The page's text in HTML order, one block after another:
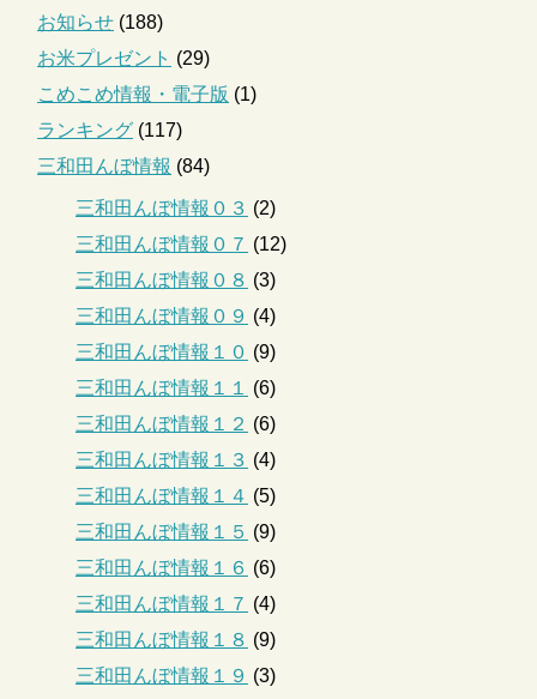
お知らせ (188)
お米プレゼント (29)
こめこめ情報・電子版 (1)
ランキング (117)
三和田んぼ情報 (84)
三和田んぼ情報０３ (2)
三和田んぼ情報０７ (12)
三和田んぼ情報０８ (3)
三和田んぼ情報０９ (4)
三和田んぼ情報１０ (9)
三和田んぼ情報１１
(6)
三和田んぼ情報１２ (6)
三和田んぼ情報１３ (4)
三和田んぼ情報１４ (5)
三和田んぼ情報１５ (9)
三和田んぼ情報１６ (6)
三和田んぼ情報１７ (4)
三和田んぼ情報１８ (9)
三和田んぼ情報１９ (3)